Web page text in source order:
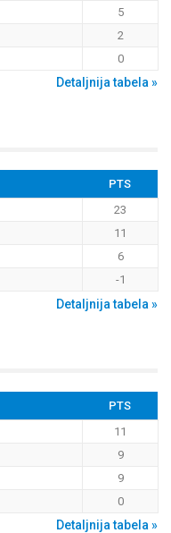
5
2
0
Detaljnija tabela »
PTS
23
11
6
-1
Detaljnija tabela »
PTS
11
9
9
0
Detaljnija tabela »